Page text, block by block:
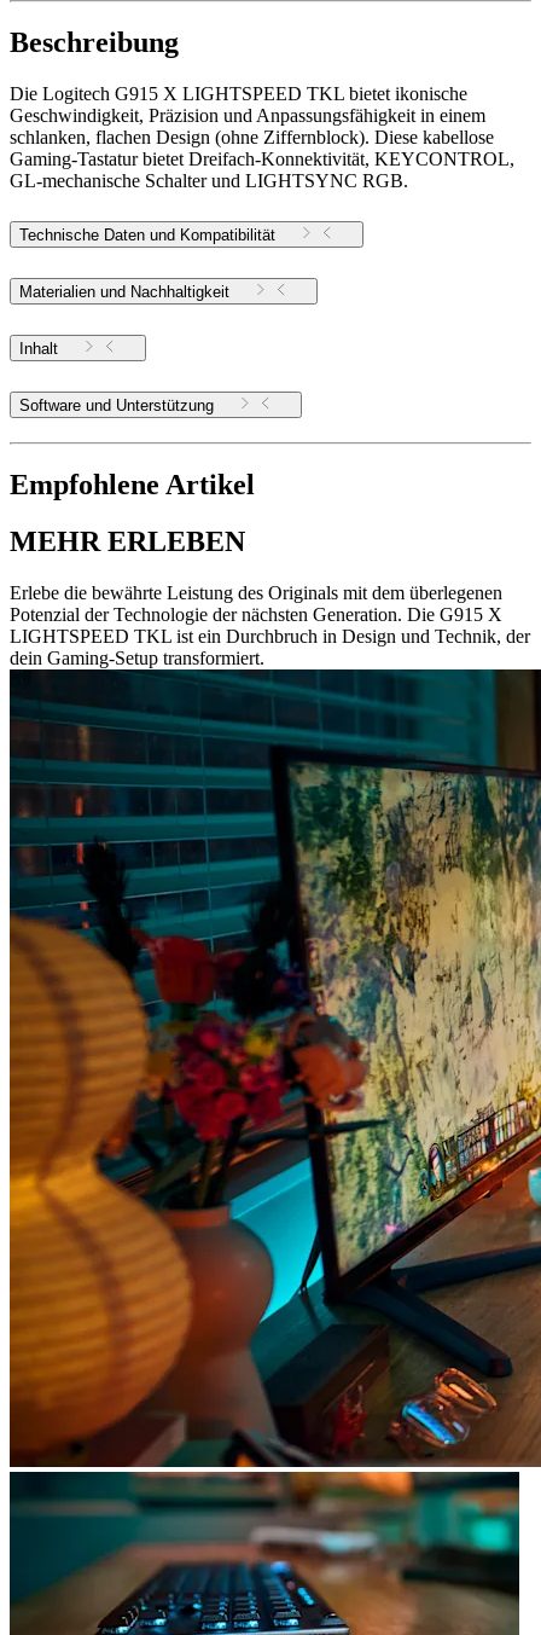
Beschreibung
Die Logitech G915 X LIGHTSPEED TKL bietet ikonische
Geschwindigkeit, Präzision und Anpassungsfähigkeit in einem
schlanken, flachen Design (ohne Ziffernblock). Diese kabellose
Gaming-Tastatur bietet Dreifach-Konnektivität, KEYCONTROL,
GL-mechanische Schalter und LIGHTSYNC RGB.
Technische Daten und Kompatibilität
Materialien und Nachhaltigkeit
Inhalt
Software und Unterstützung
Empfohlene Artikel
MEHR ERLEBEN
Erlebe die bewährte Leistung des Originals mit dem überlegenen
Potenzial der Technologie der nächsten Generation. Die G915 X
LIGHTSPEED TKL ist ein Durchbruch in Design und Technik, der
dein Gaming-Setup transformiert.